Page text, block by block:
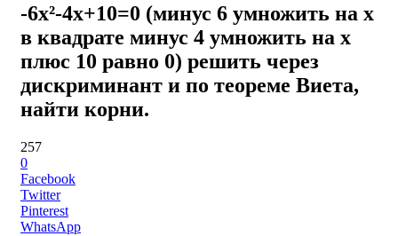
-6x²-4x+10=0 (минус 6 умножить на x
в квадрате минус 4 умножить на x
плюс 10 равно 0) решить через
дискриминант и по теореме Виета,
найти корни.
257
0
Facebook
Twitter
Pinterest
WhatsApp